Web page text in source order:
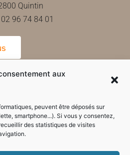
aux
peuvent être déposés sur
smartphone...). Si vous y consentez,
des statistiques de visites
Quintin
02 96 74 84 01
de la mairie